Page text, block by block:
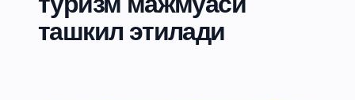
ташкил этилади